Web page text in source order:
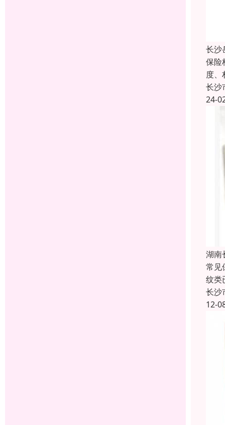
长沙
保险
度、
长沙
24-
湖南
常见
纹类
长沙
12-